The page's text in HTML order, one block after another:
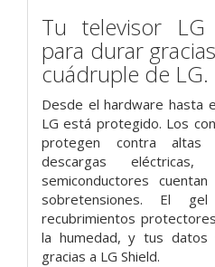
Tu televisor LG
para durar
cuádruple de LG.
Desde el hardware hasta
LG está protegido. Los
protegen contra altas
descargas
semiconductores
sobretensiones. El
recubrimientos
la humedad, y tus datos
gracias a LG Shield.